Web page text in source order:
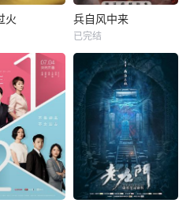
火 兵自风中来
已完结